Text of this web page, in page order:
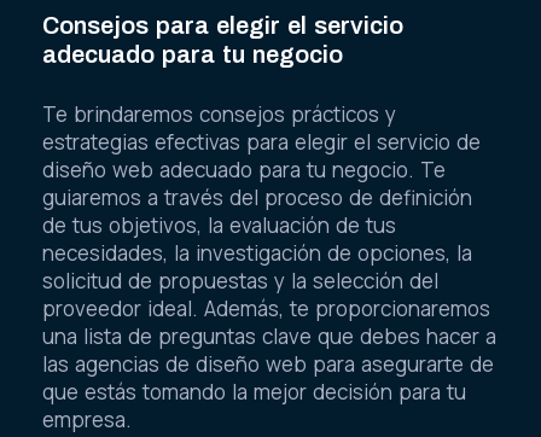
Consejos para elegir el servicio
adecuado para tu negocio
Te brindaremos consejos prácticos y
estrategias efectivas para elegir el servicio de
diseño web adecuado para tu negocio. Te
guiaremos a través del proceso de definición
de tus objetivos, la evaluación de tus
necesidades, la investigación de opciones, la
solicitud de propuestas y la selección del
proveedor ideal. Además, te proporcionaremos
una lista de preguntas clave que debes hacer a
las agencias de diseño web para asegurarte de
que estás tomando la mejor decisión para tu
empresa.